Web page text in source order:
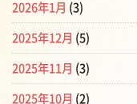
2026年1月 (3)
2025年12月 (5)
2025年11月 (3)
2025年10月 (2)